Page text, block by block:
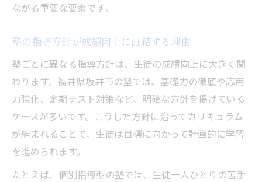
ながる重要な要素です。
塾の指導方針が成績向上に直結する理由
塾ごとに異なる指導方針は、生徒の成績向上に大きく関
わります。福井県坂井市の塾では、基礎力の徹底や応用
力強化、定期テスト対策など、明確な方針を掲げている
ケースが多いです。こうした方針に沿ってカリキュラム
が組まれることで、生徒は目標に向かって計画的に学習
を進められます。
たとえば、個別指導型の塾では、生徒一人ひとりの苦手